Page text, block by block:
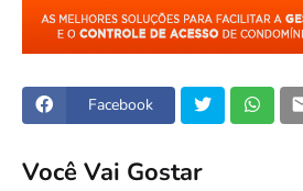
Facebook
Você Vai Gostar